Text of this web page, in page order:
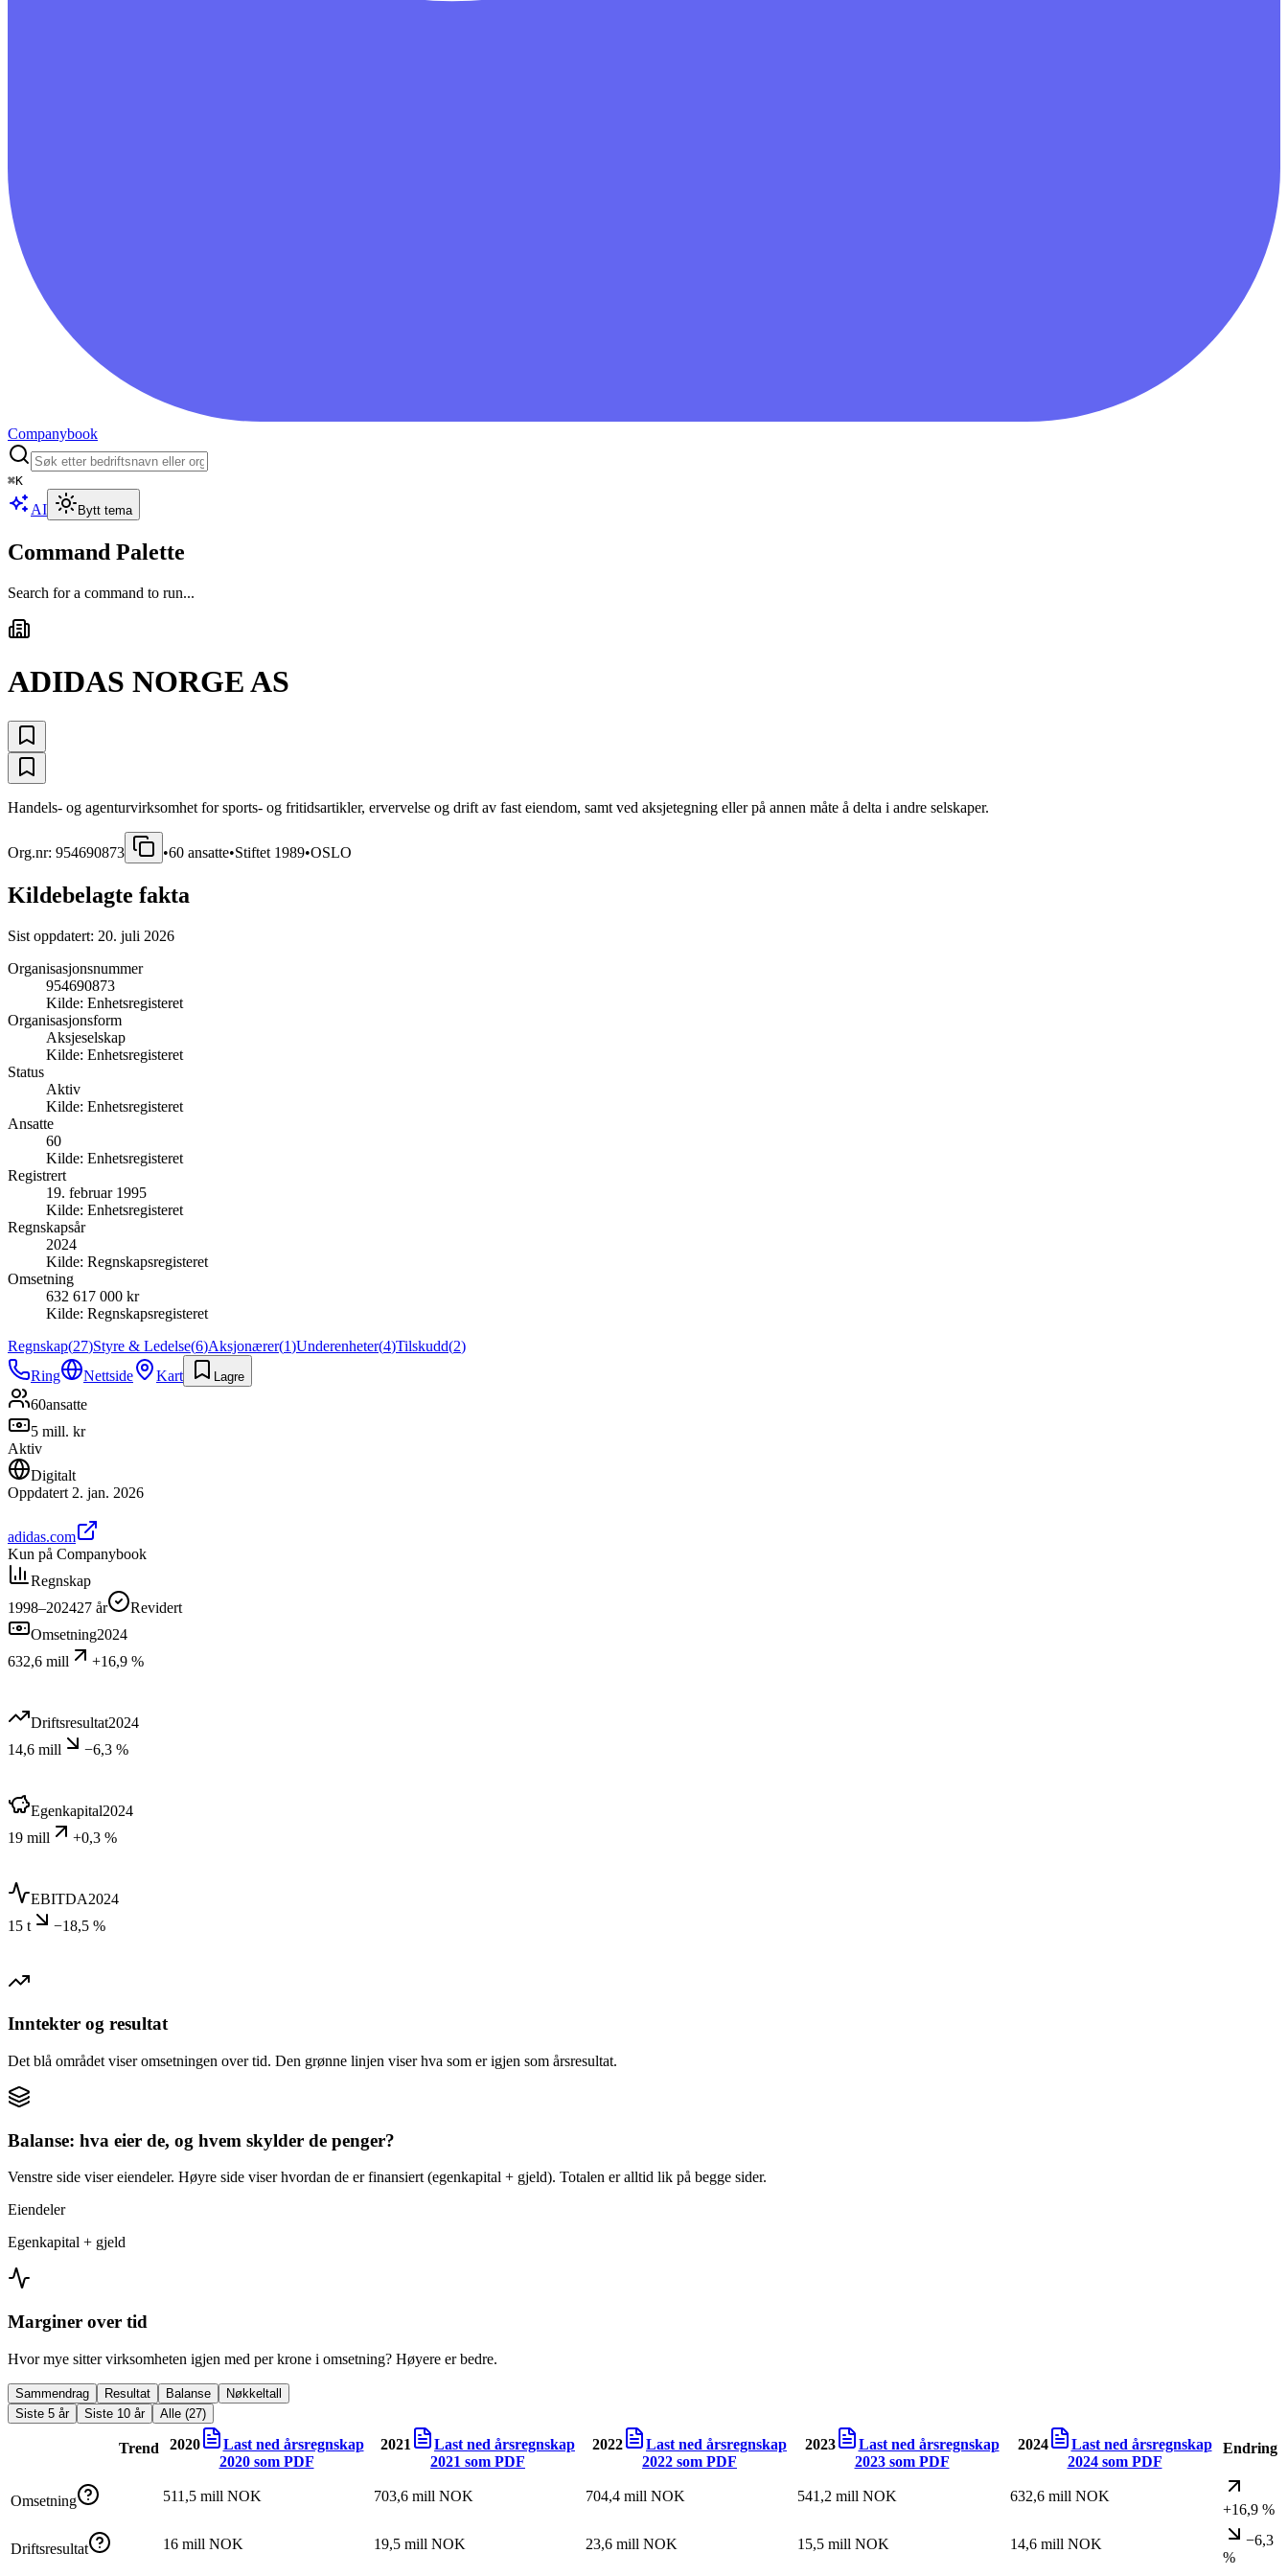
Companybook
⌘K
AI Bytt tema
Command Palette
Search for a command to run...
ADIDAS NORGE AS
Handels- og agenturvirksomhet for sports- og fritidsartikler, ervervelse og drift av fast eiendom, samt ved aksjetegning eller på annen måte å delta i andre selskaper.
Org.nr: 954690873 •60 ansatte•Stiftet 1989•OSLO
Kildebelagte fakta
Sist oppdatert: 20. juli 2026
Organisasjonsnummer
954690873
Kilde: Enhetsregisteret
Organisasjonsform
Aksjeselskap
Kilde: Enhetsregisteret
Status
Aktiv
Kilde: Enhetsregisteret
Ansatte
60
Kilde: Enhetsregisteret
Registrert
19. februar 1995
Kilde: Enhetsregisteret
Regnskapsår
2024
Kilde: Regnskapsregisteret
Omsetning
632 617 000 kr
Kilde: Regnskapsregisteret
Regnskap(27)Styre & Ledelse(6)Aksjonærer(1)Underenheter(4)Tilskudd(2)
Ring
Nettside Kart Lagre
60ansatte
5 mill. kr
Aktiv
Digitalt
Oppdatert 2. jan. 2026
adidas.com
Kun på Companybook
Regnskap
1998–202427 år
Revidert
Omsetning2024
632,6 mill
+16,9 %
Driftsresultat2024
14,6 mill
−6,3 %
Egenkapital2024
19 mill
+0,3 %
EBITDA2024
15 t
−18,5 %
Inntekter og resultat
Det blå området viser omsetningen over tid. Den grønne linjen viser hva som er igjen som årsresultat.
Balanse: hva eier de, og hvem skylder de penger?
Venstre side viser eiendeler. Høyre side viser hvordan de er finansiert (egenkapital + gjeld). Totalen er alltid lik på begge sider.
Eiendeler
Egenkapital + gjeld
Marginer over tid
Hvor mye sitter virksomheten igjen med per krone i omsetning? Høyere er bedre.
Sammendrag Resultat Balanse
Nøkkeltall
Siste 5 år
Siste 10 år Alle (27)
Trend 2020
Last ned årsregnskap
2020som PDF
2021
Last ned årsregnskap
2021 som PDF
2022
Last ned årsregnskap
2022 som PDF
2023
Last ned årsregnskap
2023som PDF
2024
Last ned årsregnskap
2024som PDF
Endring
Omsetning 511,5 mill NOK 703,6 mill NOK 704,4 mill NOK 541,2 mill NOK
632,6 mill NOK
+16,9 %
Driftsresultat 16 mill NOK 19,5 mill NOK 23,6 mill NOK 15,5 mill NOK 14,6 mill NOK
−6,3
%